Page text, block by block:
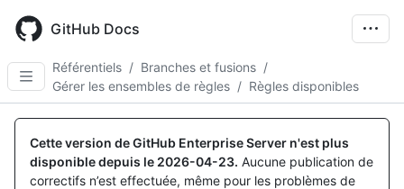
main
content
GitHub Docs
Référentiels / Branches et fusions /
Gérer les ensembles de règles / Règles disponibles
Cette version de GitHub Enterprise Server n'est plus
disponible depuis le 2026-04-23. Aucune publication de
correctifs n’est effectuée, même pour les problèmes de